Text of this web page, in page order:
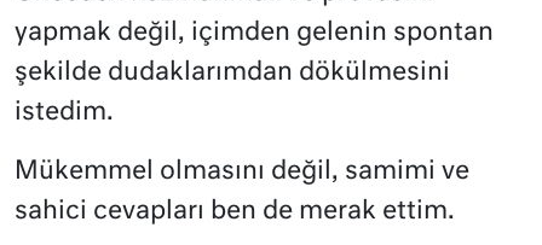
yapmak değil, içimden gelenin spontan
şekilde dudaklarımdan dökülmesini
istedim.
Mükemmel olmasını değil, samimi ve
sahici cevapları ben de merak ettim.